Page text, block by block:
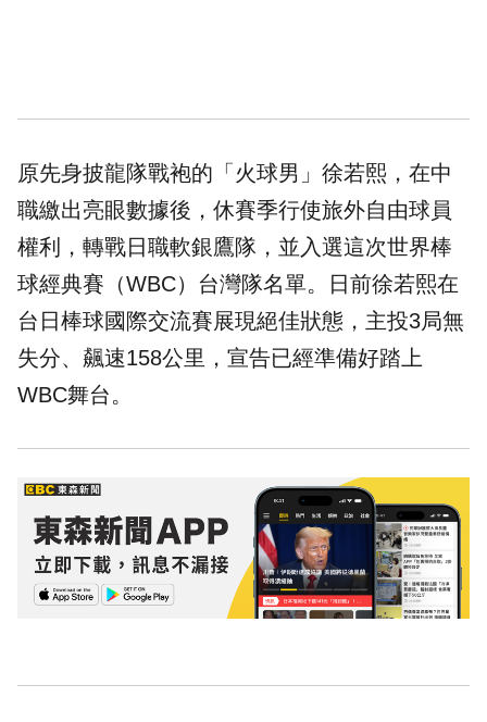
原先身披龍隊戰袍的「火球男」徐若熙，在中
職繳出亮眼數據後，休賽季行使旅外自由球員
權利，轉戰日職軟銀鷹隊，並入選這次世界棒
球經典賽（WBC）台灣隊名單。日前徐若熙在
台日棒球國際交流賽展現絕佳狀態，主投3局無
失分、飆速158公里，宣告已經準備好踏上
WBC舞台。